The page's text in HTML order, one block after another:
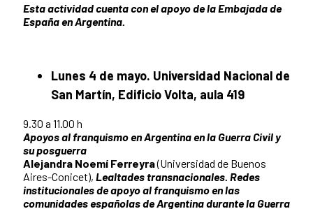
Esta actividad cuenta con el apoyo de la Embajada de
España en Argentina.
Lunes 4 de mayo. Universidad Nacional de
San Martín, Edificio Volta, aula 419
9.30 a 11.00 h
Apoyos al franquismo en Argentina en la Guerra Civil y
su posguerra
Alejandra Noemí Ferreyra(Universidad de Buenos
Aires-Conicet), Lealtades transnacionales. Redes
institucionales de apoyo al franquismo en las
comunidades españolas de Argentina durante la Guerra